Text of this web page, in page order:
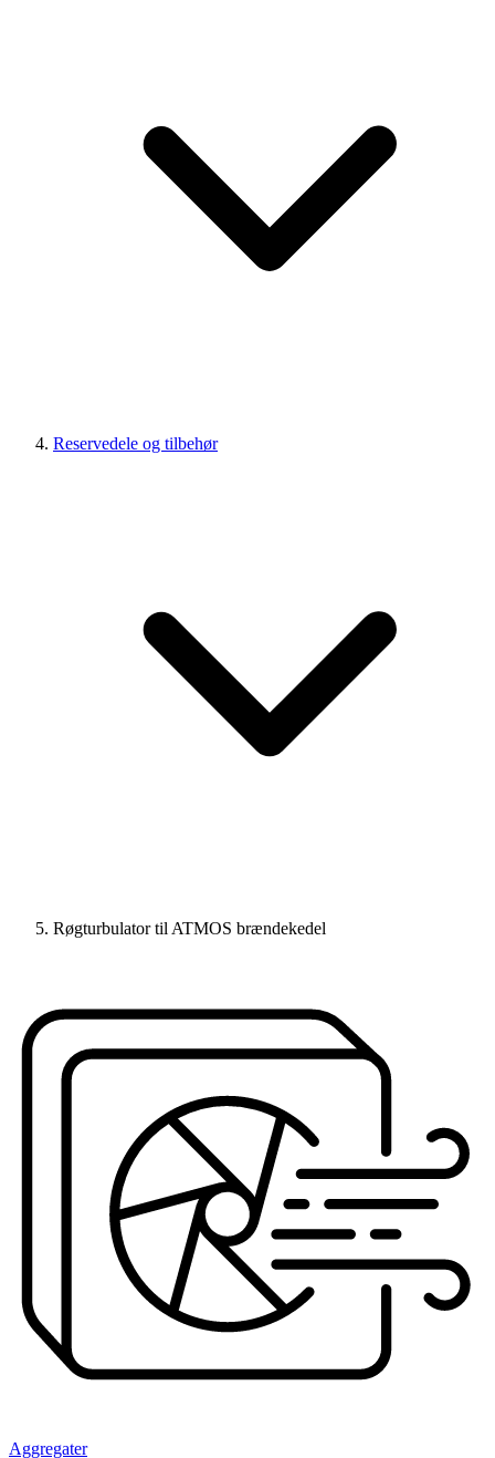
Reservedele og tilbehør
Røgturbulator til ATMOS brændekedel
Aggregater